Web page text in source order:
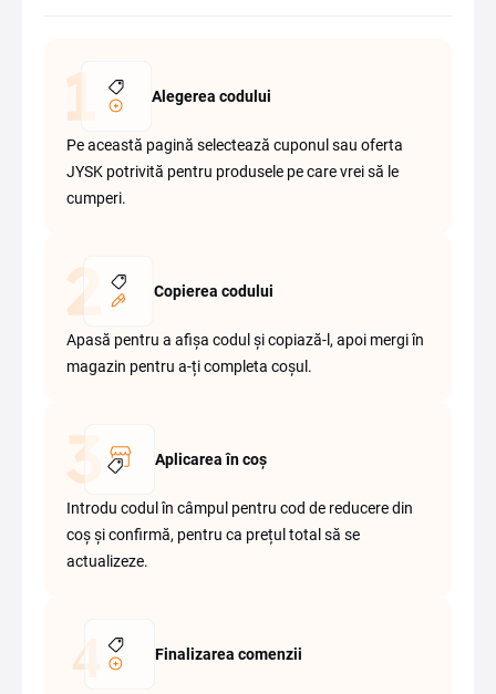
Alegerea codului
Pe această pagină selectează cuponul sau oferta
JYSK potrivită pentru produsele pe care vrei să le
cumperi.
Copierea codului
Apasă pentru a afișa codul și copiază-l, apoi mergi în
magazin pentru a-ți completa coșul.
Aplicarea în coș
Introdu codul în câmpul pentru cod de reducere din
coș și confirmă, pentru ca prețul total să se
actualizeze.
Finalizarea comenzii